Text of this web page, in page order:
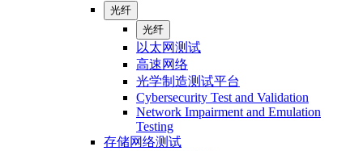
光纤
光纤
以太网测试
高速网络
光学制造测试平台
Cybersecurity Test and Validation
Network Impairment and Emulation
Testing
存储网络测试